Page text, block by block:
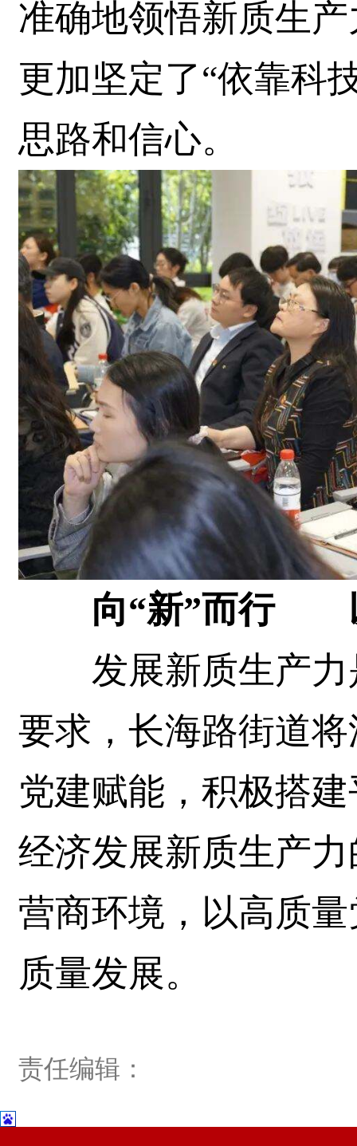
准确地领悟新质生
更加坚定了“依靠科
思路和信心。
向“新”而行
发展新质生产力
要求，长海路街道
党建赋能，积极搭
经济发展新质生产
营商环境，以高质
质量发展。
责任编辑：